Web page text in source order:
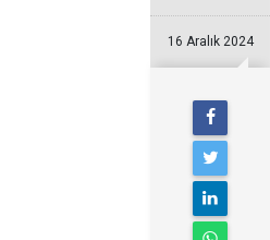
16 Aralık 2024